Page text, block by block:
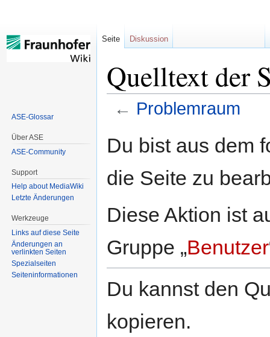
Quelltext der
← Problemraum
Navigation
Suche
Du bist aus dem
die Seite zu
Diese Aktion ist
Gruppe „Benutzer
Du kannst den
kopieren.
Seite Diskussion
ASE-Glossar
Über ASE
ASE-Community
Support
Help about MediaWiki
Letzte Änderungen
Werkzeuge
Links auf diese Seite
Änderungen an
verlinkten Seiten
Spezialseiten
Seiten­informationen